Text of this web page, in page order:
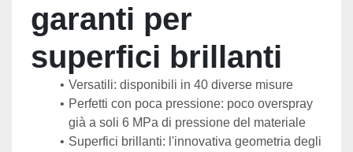
garanti per
superfici brillanti
Versatili: disponibili in 40 diverse misure
Perfetti con poca pressione: poco overspray
già a soli 6 MPa di pressione del materiale
Superfici brillanti: l'innovativa geometria degli